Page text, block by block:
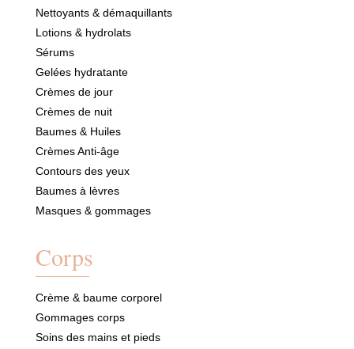
Nettoyants & démaquillants
Lotions & hydrolats
Sérums
Gelées hydratante
Crèmes de jour
Crèmes de nuit
Baumes & Huiles
Crèmes Anti-âge
Contours des yeux
Baumes à lèvres
Masques & gommages
Corps
Crème & baume corporel
Gommages corps
Soins des mains et pieds